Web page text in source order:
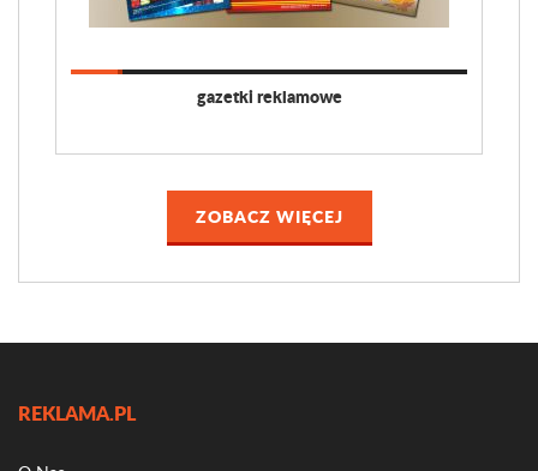
gazetki reklamowe
ZOBACZ WIĘCEJ
REKLAMA.PL